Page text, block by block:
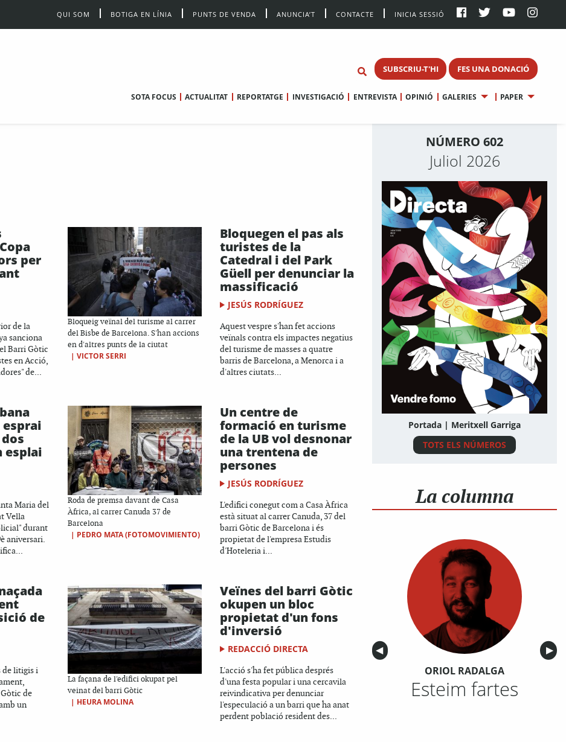
QUI SOM BOTIGA EN LÍNIA PUNTS DE VENDA ANUNCIA’T CONTACTE INICIA SESSIÓ
SUBSCRIU-T'HI FES UNA DONACIÓ
SOTA FOCUS ACTUALITAT REPORTATGE INVESTIGACIÓ ENTREVISTA OPINIÓ GALERIES PAPER
per
de la
sanciona
Barri Gòtic
en Acció,
de...
Bloqueig veïnal del turisme al carrer
del Bisbe de Barcelona. S'han accions
en d'altres punts de la ciutat
| VICTOR SERRI
Bloquegen el pas als
turistes de la
Catedral i del Park
Güell per denunciar la
massificació
JESÚS RODRÍGUEZ
Aquest vespre s'han fet accions
veïnals contra els impactes negatius
del turisme de masses a quatre
barris de Barcelona, a Menorca i a
d'altres ciutats...
esplai
Maria del
Vella
durant
aniversari.
Roda de premsa davant de Casa
Àfrica, al carrer Canuda 37 de
Barcelona
| PEDRO MATA (FOTOMOVIMIENTO)
Un centre de
formació en turisme
de la UB vol desnonar
una trentena de
persones
JESÚS RODRÍGUEZ
L'edifici conegut com a Casa Àfrica
està situat al carrer Canuda, 37 del
barri Gòtic de Barcelona i és
propietat de l'empresa Estudis
d'Hoteleria i...
de
de litigis i
de
un
La façana de l'edifici okupat pel
veinat del barri Gòtic
| HEURA MOLINA
Veïnes del barri Gòtic
okupen un bloc
propietat d'un fons
d'inversió
REDACCIÓ DIRECTA
L'acció s'ha fet pública després
d'una festa popular i una cercavila
reivindicativa per denunciar
l'especulació a un barri que ha anat
perdent població resident des...
NÚMERO 602
Juliol 2026
Portada | Meritxell Garriga
TOTS ELS NÚMEROS
La columna
Anterior
◀︎ ▶︎
ORIOL RADALGA
Esteim fartes